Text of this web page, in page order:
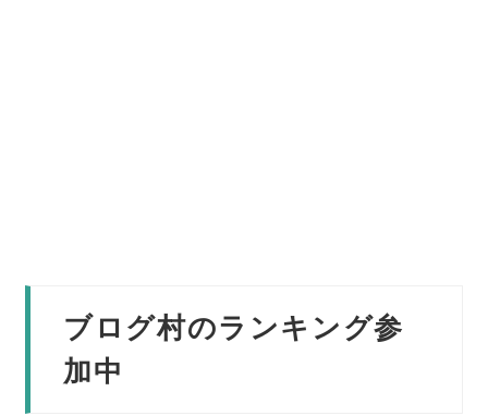
ブログ村のランキング参
加中